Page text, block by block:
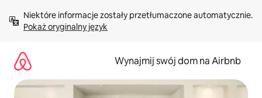
treści Pokaż oryginalny język
Wynajmij swój dom na Airbnb